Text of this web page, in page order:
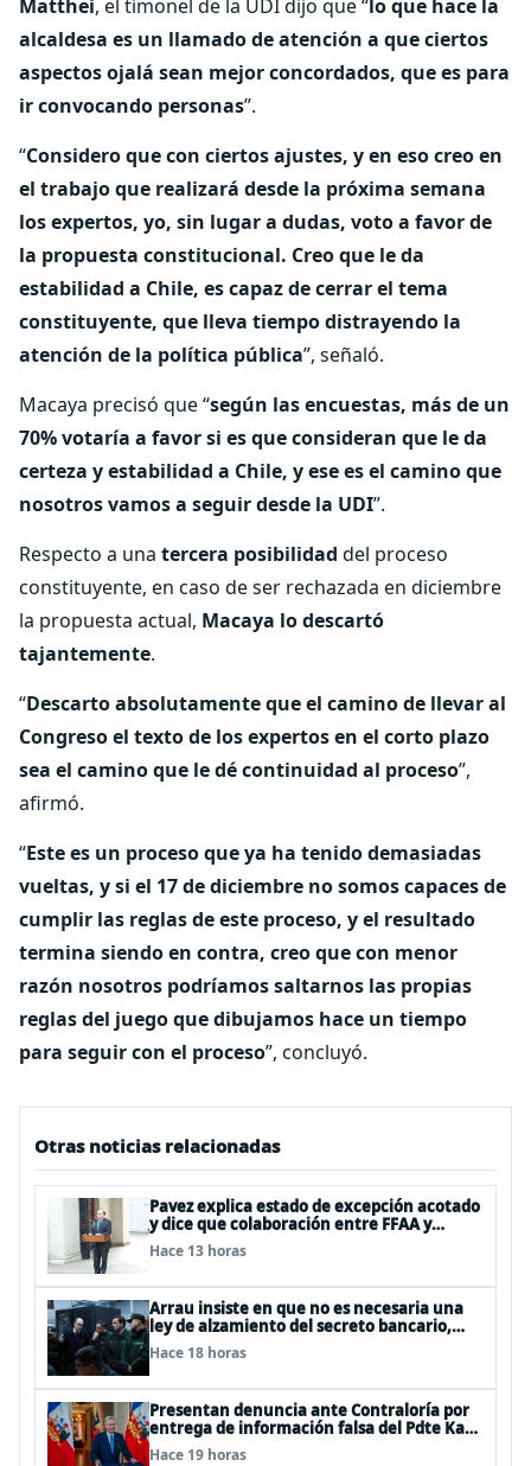
Matthei, el timonel de la UDI dijo que “ lo que hace la
alcaldesa es un llamado de atención a que ciertos
aspectos ojalá sean mejor concordados, que es para
ir convocando personas”.
“Considero que con ciertos ajustes, y en eso creo en
el trabajo que realizará desde la próxima semana
los expertos, yo, sin lugar a dudas, voto a favor de
la propuesta constitucional. Creo que le da
estabilidad a Chile, es capaz de cerrar el tema
constituyente, que lleva tiempo distrayendo la
atención de la política pública”, señaló.
Macaya precisó que “según las encuestas, más de un
70% votaría a favor si es que consideran que le da
certeza y estabilidad a Chile, y ese es el camino que
nosotros vamos a seguir desde la UDI”.
Respecto a una tercera posibilidad del proceso
constituyente, en caso de ser rechazada en diciembre
la propuesta actual, Macaya lo descartó
tajantemente.
“Descarto absolutamente que el camino de llevar al
Congreso el texto de los expertos en el corto plazo
sea el camino que le dé continuidad al proceso”,
afirmó.
“Este es un proceso que ya ha tenido demasiadas
vueltas, y si el 17 de diciembre no somos capaces de
cumplir las reglas de este proceso, y el resultado
termina siendo en contra, creo que con menor
razón nosotros podríamos saltarnos las propias
reglas del juego que dibujamos hace un tiempo
para seguir con el proceso”, concluyó.
Otras noticias relacionadas
Pavez explica estado de excepción acotado
y dice que colaboración entre FFAA y
policías, “es algo del todo pertinente
analizar”
Hace 13 horas
Arrau insiste en que no es necesaria una
ley de alzamiento del secreto bancario,
porque ya existe
Hace 18 horas
Presentan denuncia ante Contraloría por
entrega de información falsa del Pdte Kast
en cadena nacional
Hace 19 horas